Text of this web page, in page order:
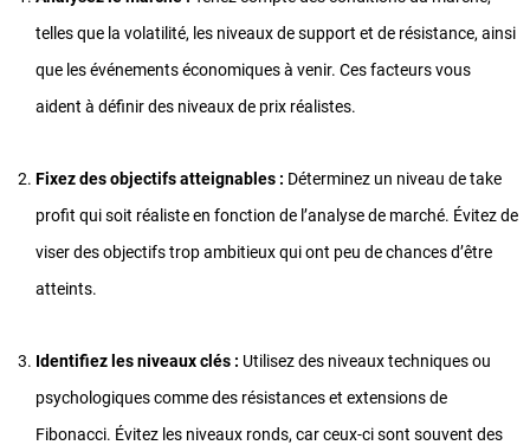
telles que la volatilité, les niveaux de support et de résistance, ainsi
que les événements économiques à venir. Ces facteurs vous
aident à définir des niveaux de prix réalistes.
Fixez des objectifs atteignables : Déterminez un niveau de take
profit qui soit réaliste en fonction de l’analyse de marché. Évitez de
viser des objectifs trop ambitieux qui ont peu de chances d’être
atteints.
Identifiez les niveaux clés : Utilisez des niveaux techniques ou
psychologiques comme des résistances et extensions de
Fibonacci. Évitez les niveaux ronds, car ceux-ci sont souvent des